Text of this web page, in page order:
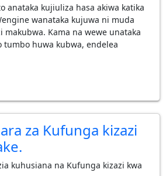
anataka kujiuliza hasa akiwa katika
wanataka kujuwa ni muda
makubwa. Kama na wewe unataka
tumbo huwa kubwa, endelea
za Kufunga kizazi
kuhusiana na Kufunga kizazi kwa